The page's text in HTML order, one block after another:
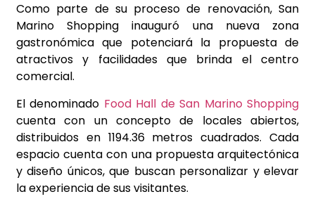
Como parte de su proceso de renovación, San
Marino Shopping inauguró una nueva zona
gastronómica que potenciará la propuesta de
atractivos y facilidades que brinda el centro
comercial.
El denominado Food Hall de San Marino Shopping
cuenta con un concepto de locales abiertos,
distribuidos en 1194.36 metros cuadrados. Cada
espacio cuenta con una propuesta arquitectónica
y diseño únicos, que buscan personalizar y elevar
la experiencia de sus visitantes.